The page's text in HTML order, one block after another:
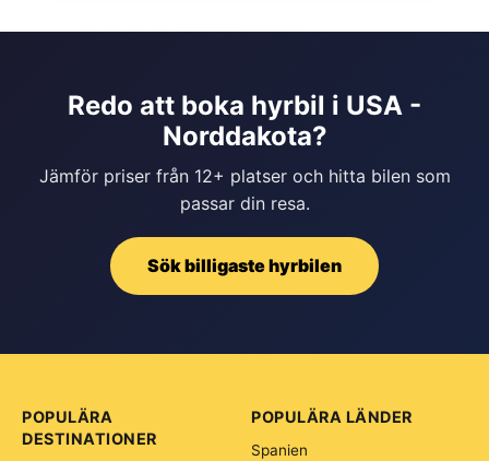
Redo att boka hyrbil i USA -
Norddakota?
Jämför priser från 12+ platser och hitta bilen som
passar din resa.
Sök billigaste hyrbilen
POPULÄRA
DESTINATIONER
POPULÄRA LÄNDER
Spanien